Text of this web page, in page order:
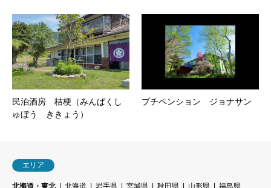
民泊酒房 桔梗（みんぱくし
ゅぼう ききょう）
プチペンション ジョナサン
エリア
北海道・東北 北海道 岩手県 宮城県 秋田県 山形県
福島県